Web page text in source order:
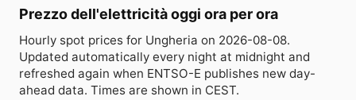
Prezzo dell'elettricità oggi ora per ora
Hourly spot prices for Ungheria on 2026-08-08.
Updated automatically every night at midnight and
refreshed again when ENTSO-E publishes new day-
ahead data. Times are shown in CEST.